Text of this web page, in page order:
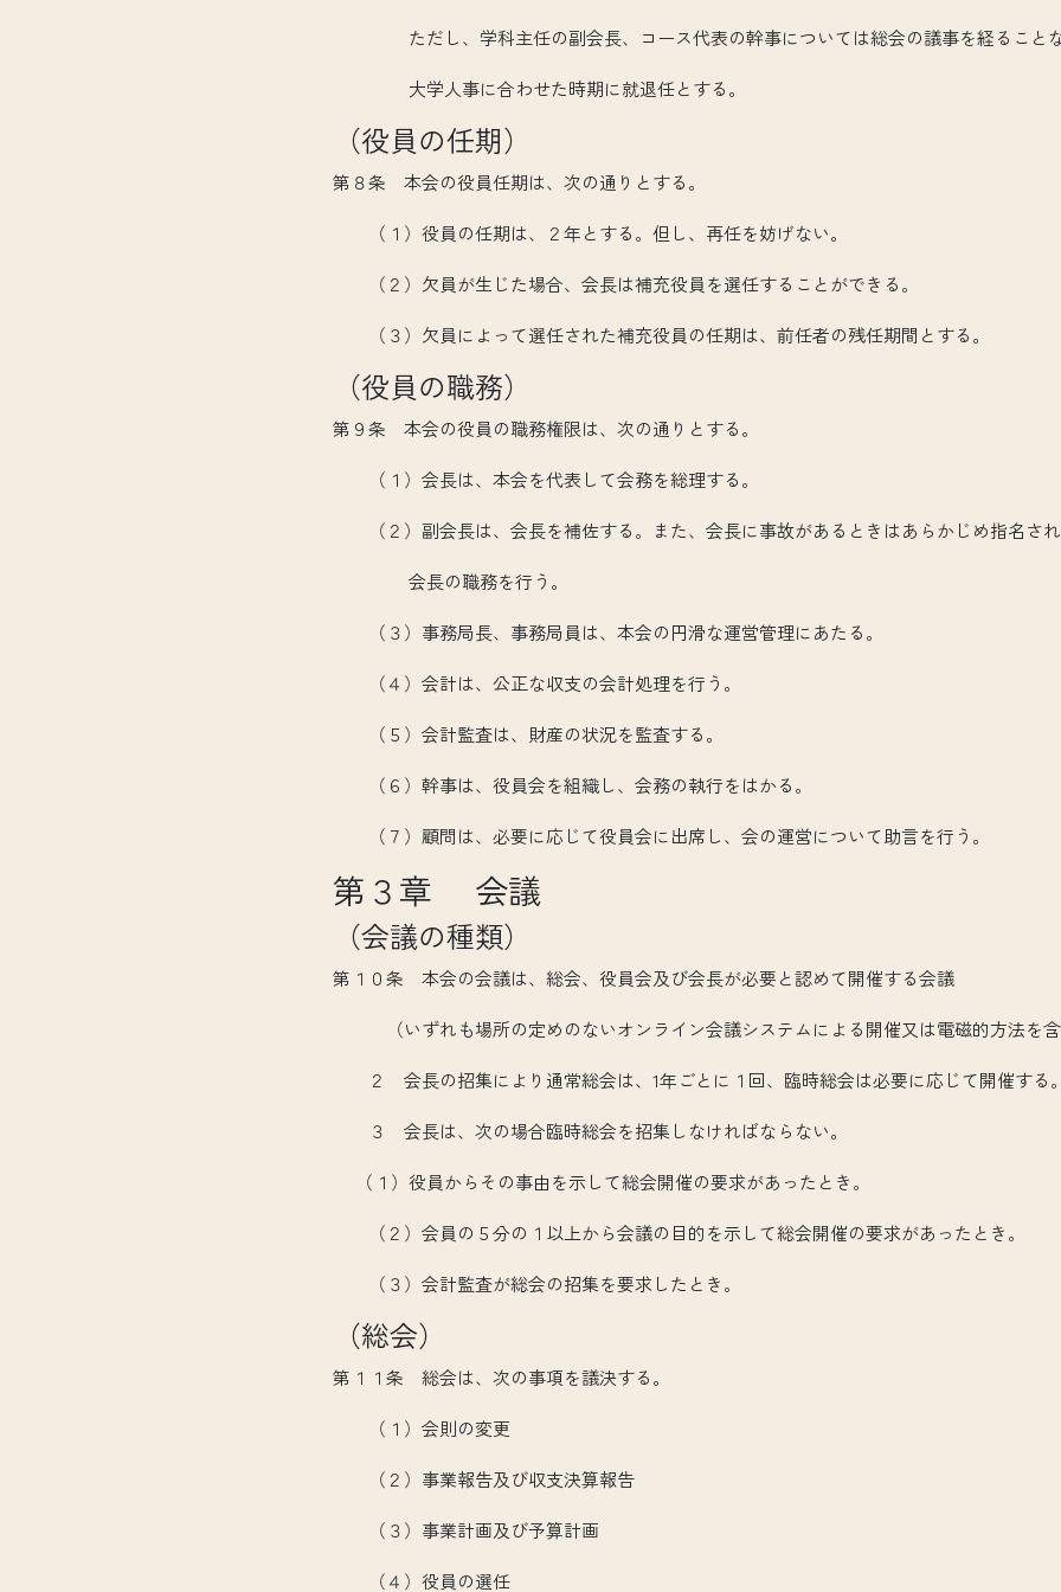
ただし、学科主任の副会長、コース代表の幹事については総会の議事を経ることな
大学人事に合わせた時期に就退任とする。
（役員の任期）
第８条 本会の役員任期は、次の通りとする。
（１）役員の任期は、２年とする。但し、再任を妨げない。
（２）欠員が生じた場合、会長は補充役員を選任することができる。
（３）欠員によって選任された補充役員の任期は、前任者の残任期間とする。
（役員の職務）
第９条 本会の役員の職務権限は、次の通りとする。
（１）会長は、本会を代表して会務を総理する。
（２）副会長は、会長を補佐する。また、会長に事故があるときはあらかじめ指名さ
会長の職務を行う。
（３）事務局長、事務局員は、本会の円滑な運営管理にあたる。
（４）会計は、公正な収支の会計処理を行う。
（５）会計監査は、財産の状況を監査する。
（６）幹事は、役員会を組織し、会務の執行をはかる。
（７）顧問は、必要に応じて役員会に出席し、会の運営について助言を行う。
第３章 会議
（会議の種類）
第１０条 本会の会議は、総会、役員会及び会長が必要と認めて開催する会議
（いずれも場所の定めのないオンライン会議システムによる開催又は電磁的方法を含
２ 会長の招集により通常総会は、1年ごとに１回、臨時総会は必要に応じて開催する。
３ 会長は、次の場合臨時総会を招集しなければならない。
（１）役員からその事由を示して総会開催の要求があったとき。
（２）会員の５分の１以上から会議の目的を示して総会開催の要求があったとき。
（３）会計監査が総会の招集を要求したとき。
（総会）
第１１条 総会は、次の事項を議決する。
（１）会則の変更
（２）事業報告及び収支決算報告
（３）事業計画及び予算計画
（４）役員の選任